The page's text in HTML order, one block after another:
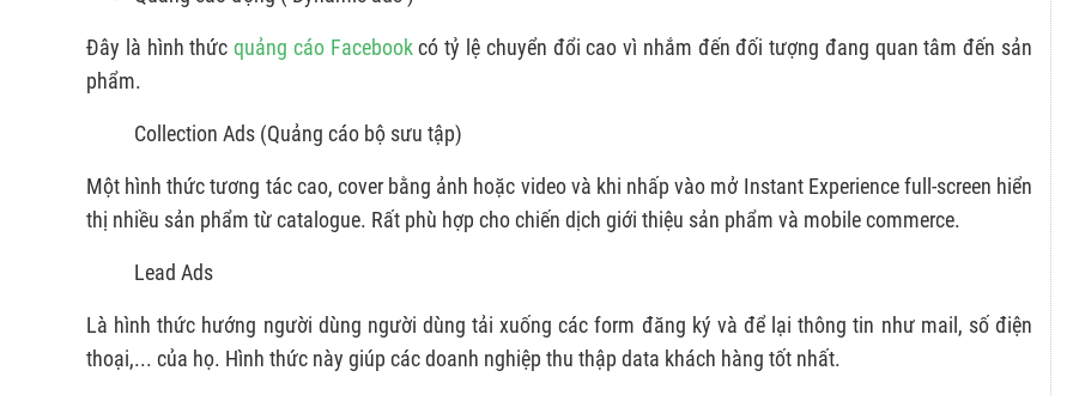
Đây là hình thứcquảng cáo Facebookcó tỷ lệ chuyển đổi cao vì nhắm đến đối tượng đang quan tâm đến sản
phẩm.
Collection Ads (Quảng cáo bộ sưu tập)
Một hình thức tương tác cao, cover bằng ảnh hoặc video và khi nhấp vào mở Instant Experience full‑screen hiển
thị nhiều sản phẩm từ catalogue. Rất phù hợp cho chiến dịch giới thiệu sản phẩm và mobile commerce.
Lead Ads
Là hình thức hướng người dùng người dùng tải xuống các form đăng ký và để lại thông tin như mail, số điện
thoại,... của họ. Hình thức này giúp các doanh nghiệp thu thập data khách hàng tốt nhất.